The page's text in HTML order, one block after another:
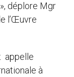
déplore Mgr
l’Œuvre
appelle
à